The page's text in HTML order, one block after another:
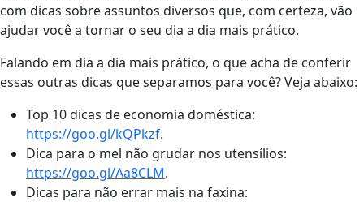
com dicas sobre assuntos diversos que, com certeza, vão
ajudar você a tornar o seu dia a dia mais prático.
Falando em dia a dia mais prático, o que acha de conferir
essas outras dicas que separamos para você? Veja abaixo:
Top 10 dicas de economia doméstica:
https://goo.gl/kQPkzf.
Dica para o mel não grudar nos utensílios:
https://goo.gl/Aa8CLM.
Dicas para não errar mais na faxina: